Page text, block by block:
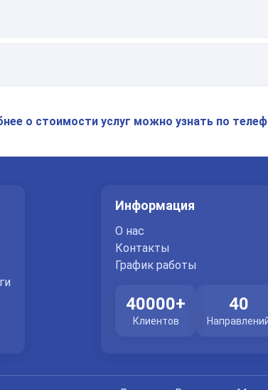
о стоимости услуг можно узнать по
Информация
О нас
Контакты
График работы
40000+
Клиентов
40
Отправляя данные я даю согласие на
Мы получили ваше